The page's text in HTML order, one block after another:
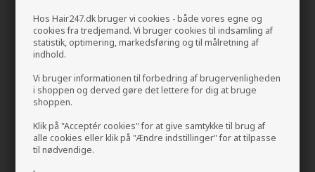
Hos Hair247.dk bruger vi cookies - både vores egne og
cookies fra tredjemand. Vi bruger cookies til indsamling af
statistik, optimering, markedsføring og til målretning af
indhold.
Vi bruger informationen til forbedring af brugervenligheden
i shoppen og derved gøre det lettere for dig at bruge
shoppen.
Klik på "Acceptér cookies" for at give samtykke til brug af
alle cookies eller klik på "Ændre indstillinger" for at tilpasse
til nødvendige.